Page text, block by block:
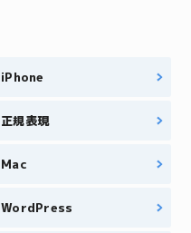
iPhone
正規表現
Mac
WordPress